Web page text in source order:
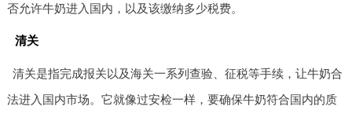
否允许牛奶进入国内，以及该缴纳多少税费。
清关
清关是指完成报关以及海关一系列查验、征税等手续，让牛奶合
法进入国内市场。它就像过安检一样，要确保牛奶符合国内的质